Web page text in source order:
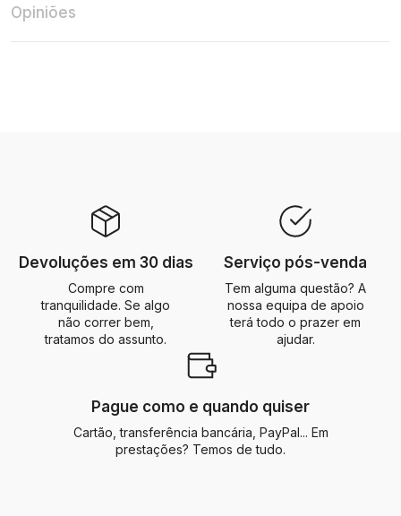
Opiniões
Devoluções em 30 dias
Compre com
tranquilidade. Se algo
não correr bem,
tratamos do assunto.
Serviço pós-venda
Tem alguma questão? A
nossa equipa de apoio
terá todo o prazer em
ajudar.
Pague como e quando quiser
Cartão, transferência bancária, PayPal... Em
prestações? Temos de tudo.